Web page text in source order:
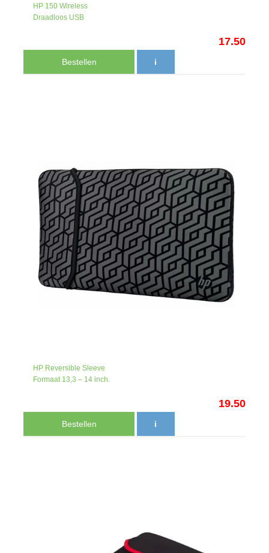
HP 150 Wireless
Draadloos USB
17.50
Bestellen i
HP Reversible Sleeve
Formaat 13,3 – 14 inch.
19.50
Bestellen i